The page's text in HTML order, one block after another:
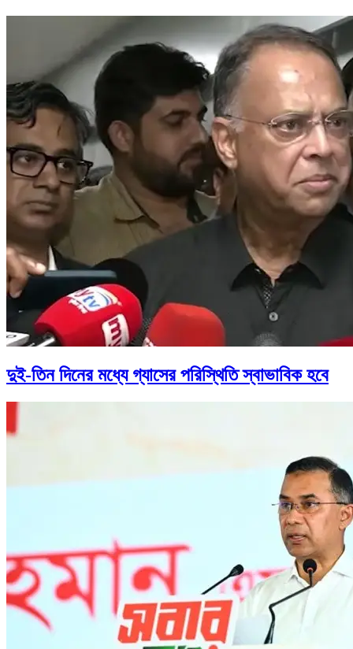
দুই-তিন দিনের মধ্যে গ্যাসের পরিস্থিতি স্বাভাবিক হবে